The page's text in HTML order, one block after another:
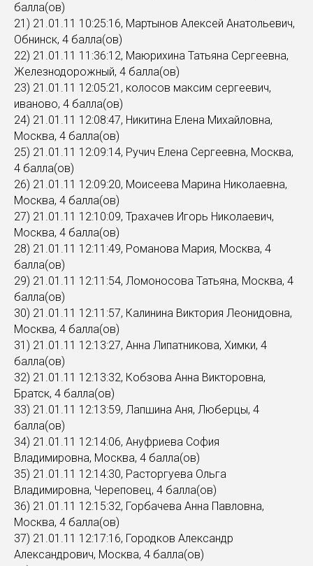
балла(ов)
21) 21.01.11 10:25:16, Мартынов Алексей Анатольевич,
Обнинск, 4 балла(ов)
22) 21.01.11 11:36:12, Маюрихина Татьяна Сергеевна,
Железнодорожный, 4 балла(ов)
23) 21.01.11 12:05:21, колосов максим сергеевич,
иваново, 4 балла(ов)
24) 21.01.11 12:08:47, Никитина Елена Михайловна,
Москва, 4 балла(ов)
25) 21.01.11 12:09:14, Ручич Елена Сергеевна, Москва,
4 балла(ов)
26) 21.01.11 12:09:20, Моисеева Марина Николаевна,
Москва, 4 балла(ов)
27) 21.01.11 12:10:09, Трахачев Игорь Николаевич,
Москва, 4 балла(ов)
28) 21.01.11 12:11:49, Романова Мария, Москва, 4
балла(ов)
29) 21.01.11 12:11:54, Ломоносова Татьяна, Москва, 4
балла(ов)
30) 21.01.11 12:11:57, Калинина Виктория Леонидовна,
Москва, 4 балла(ов)
31) 21.01.11 12:13:27, Анна Липатникова, Химки, 4
балла(ов)
32) 21.01.11 12:13:32, Кобзова Анна Викторовна,
Братск, 4 балла(ов)
33) 21.01.11 12:13:59, Лапшина Аня, Люберцы, 4
балла(ов)
34) 21.01.11 12:14:06, Ануфриева София
Владимировна, Москва, 4 балла(ов)
35) 21.01.11 12:14:30, Расторгуева Ольга
Владимировна, Череповец, 4 балла(ов)
36) 21.01.11 12:15:32, Горбачева Анна Павловна,
Москва, 4 балла(ов)
37) 21.01.11 12:17:16, Городков Александр
Александрович, Москва, 4 балла(ов)